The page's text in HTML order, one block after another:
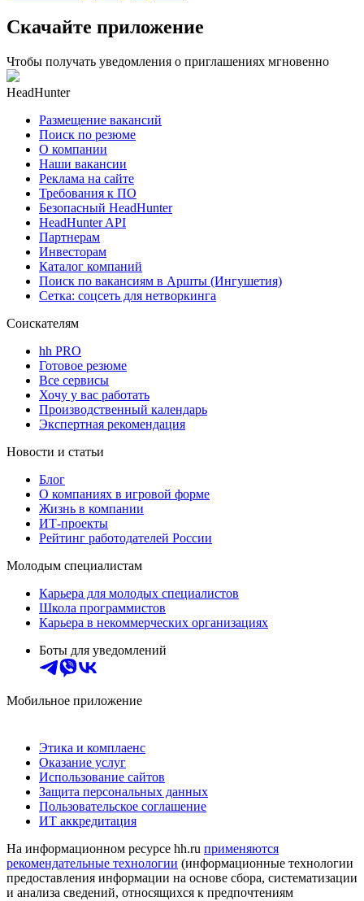
Скачайте приложение
Чтобы получать уведомления о приглашениях мгновенно
HeadHunter
Размещение вакансий
Поиск по резюме
О компании
Наши вакансии
Реклама на сайте
Требования к ПО
Безопасный HeadHunter
HeadHunter API
Партнерам
Инвесторам
Каталог компаний
Поиск по вакансиям в Аршты (Ингушетия)
Сетка: соцсеть для нетворкинга
Соискателям
hh PRO
Готовое резюме
Все сервисы
Хочу у вас работать
Производственный календарь
Экспертная рекомендация
Новости и статьи
Блог
О компаниях в игровой форме
Жизнь в компании
ИТ-проекты
Рейтинг работодателей России
Молодым специалистам
Карьера для молодых специалистов
Школа программистов
Карьера в некоммерческих организациях
Боты для уведомлений
Мобильное приложение
Этика и комплаенс
Оказание услуг
Использование сайтов
Защита персональных данных
Пользовательское соглашение
ИТ аккредитация
На информационном ресурсе hh.ru применяются
рекомендательные технологии (информационные технологии
предоставления информации на основе сбора, систематизации
и анализа сведений, относящихся к предпочтениям